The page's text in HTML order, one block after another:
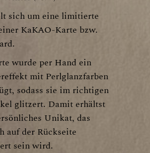
sich um eine limitierte
KaKAO-Karte bzw.
wurde per Hand ein
mit Perlglanzfarben
sodass sie im richtigen
glitzert. Damit erhältst
Unikat, das
auf der Rückseite
sein wird.